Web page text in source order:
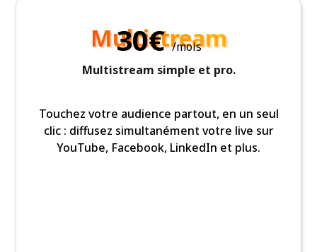
Multistream
Multistream simple et pro.
Touchez votre audience partout, en un seul
clic : diffusez simultanément votre live sur
YouTube, Facebook, LinkedIn et plus.
30€ /mois